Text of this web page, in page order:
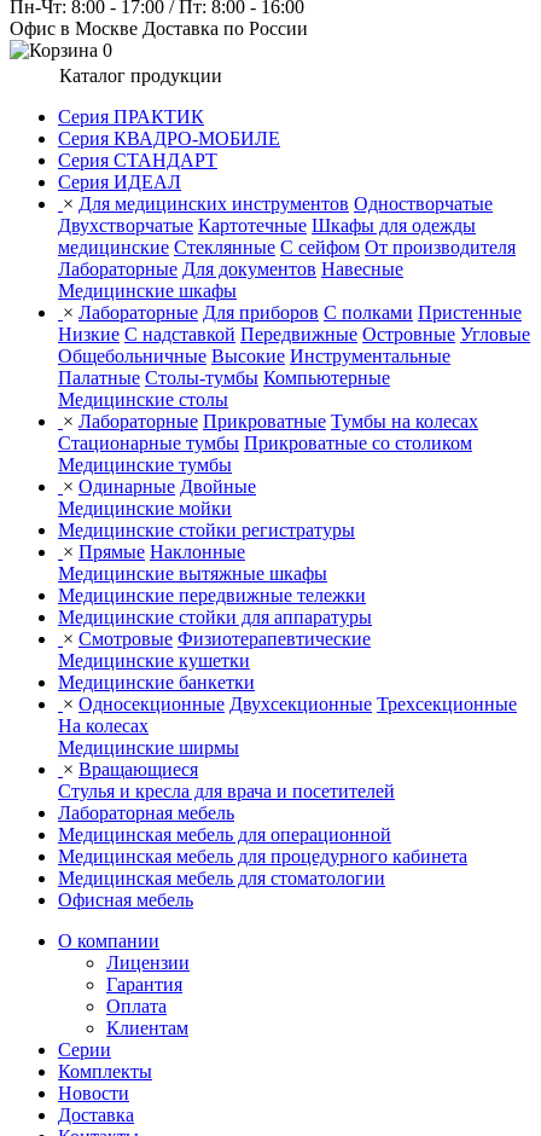
Пн-Чт: 8:00 - 17:00 / Пт: 8:00 - 16:00
Офис в Москве Доставка по России
0
Каталог продукции
Серия ПРАКТИК
Серия КВАДРО-МОБИЛЕ
Серия СТАНДАРТ
Серия ИДЕАЛ
× Для медицинских инструментов Одностворчатые
Двухстворчатые Картотечные Шкафы для одежды
медицинские Стеклянные С сейфом От производителя
Лабораторные Для документов Навесные
Медицинские шкафы
× Лабораторные Для приборов С полками Пристенные
Низкие С надставкой Передвижные Островные Угловые
Общебольничные Высокие Инструментальные
Палатные Столы-тумбы Компьютерные
Медицинские столы
× Лабораторные Прикроватные Тумбы на колесах
Стационарные тумбы Прикроватные со столиком
Медицинские тумбы
× Одинарные Двойные
Медицинские мойки
Медицинские стойки регистратуры
× Прямые Наклонные
Медицинские вытяжные шкафы
Медицинские передвижные тележки
Медицинские стойки для аппаратуры
× Смотровые Физиотерапевтические
Медицинские кушетки
Медицинские банкетки
× Односекционные Двухсекционные Трехсекционные
На колесах
Медицинские ширмы
× Вращающиеся
Стулья и кресла для врача и посетителей
Лабораторная мебель
Медицинская мебель для операционной
Медицинская мебель для процедурного кабинета
Медицинская мебель для стоматологии
Офисная мебель
О компании
Лицензии
Гарантия
Оплата
Клиентам
Серии
Комплекты
Новости
Доставка